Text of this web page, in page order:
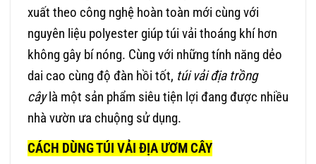
xuất theo công nghệ hoàn toàn mới cùng với
nguyên liệu polyester giúp túi vải thoáng khí hơn
không gây bí nóng. Cùng với những tính năng dẻo
dai cao cùng độ đàn hồi tốt, túi vải địa trồng
câylà một sản phẩm siêu tiện lợi đang được nhiều
nhà vườn ưa chuộng sử dụng.
CÁCH DÙNG TÚI VẢI ĐỊA ƯƠM CÂY